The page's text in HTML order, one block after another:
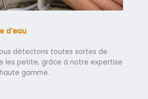
d'eau
détectons toutes sortes de
les petite, grâce à notre expertise
gamme.